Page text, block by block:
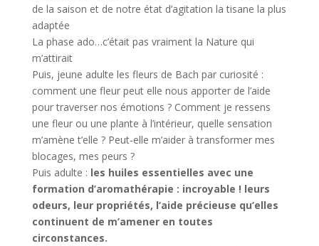
de la saison et de notre état d’agitation la tisane la plus
adaptée
La phase ado…c’était pas vraiment la Nature qui
m’attirait
Puis, jeune adulte les fleurs de Bach par curiosité :
comment une fleur peut elle nous apporter de l’aide
pour traverser nos émotions ? Comment je ressens
une fleur ou une plante à l’intérieur, quelle sensation
m’amène t’elle ? Peut-elle m’aider à transformer mes
blocages, mes peurs ?
Puis adulte : les huiles essentielles avec une
formation d’aromathérapie : incroyable ! leurs
odeurs, leur propriétés, l’aide précieuse qu’elles
continuent de m’amener en toutes
circonstances.